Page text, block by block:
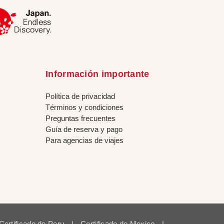
Información importante
Política de privacidad
Términos y condiciones
Preguntas frecuentes
Guía de reserva y pago
Para agencias de viajes